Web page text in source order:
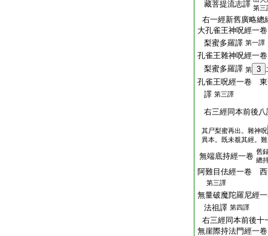
藏菩提流志譯 第三
右一經新舊廣略總
大孔雀王神呪經一
梨蜜多羅譯 第一譯
孔雀王雜神呪經一
梨蜜多羅譯 第 3
孔雀王呪經一卷 東
譯 第三譯
右三經同本前後
其尸梨蜜再出。雜神呪
異本。既未覩其經。
無端底持經一卷 舊
總
阿難目佉經一卷 西
第三譯
無量破魔陀羅尼經
法祖譯 第四譯
右三經同本前後十
無崖際持法門經一